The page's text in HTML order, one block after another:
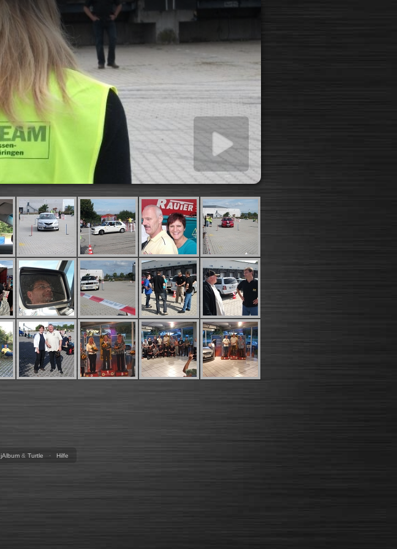
jAlbum& Turtle · Hilfe